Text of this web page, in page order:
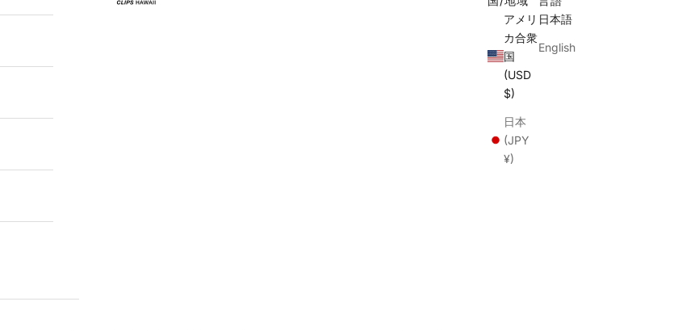
アメリ
カ合衆
国
(USD
$)
日本
(JPY
¥)
日本語
English